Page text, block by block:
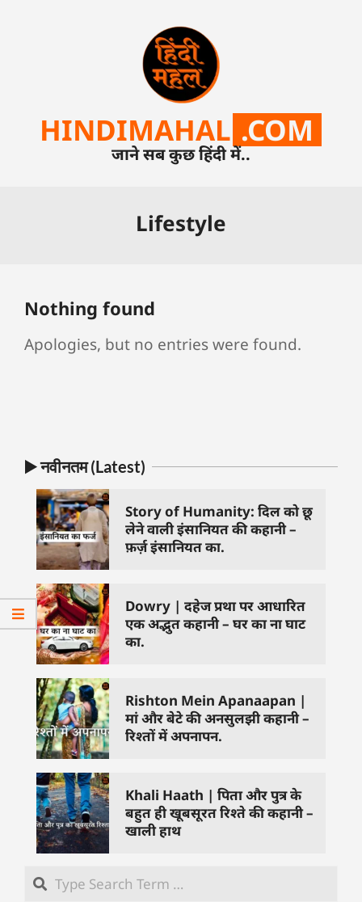
HINDIMAHAL .COM
जाने सब कुछ हिंदी में..
Lifestyle
Nothing found
Apologies, but no entries were found.
▶️ नवीनतम (Latest)
Story of Humanity: दिल को छू
लेने वाली इंसानियत की कहानी –
फ़र्ज़ इंसानियत का.
Dowry | दहेज प्रथा पर आधारित
एक अद्भुत कहानी – घर का ना घाट
का.
Rishton Mein Apanaapan |
मां और बेटे की अनसुलझी कहानी –
रिश्तों में अपनापन.
Khali Haath | पिता और पुत्र के
बहुत ही खूबसूरत रिश्ते की कहानी –
खाली हाथ